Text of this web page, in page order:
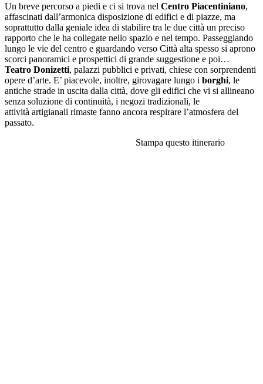
Un breve percorso a piedi e ci si trova nel Centro Piacentiniano,
affascinati dall’armonica disposizione di edifici e di piazze, ma
soprattutto dalla geniale idea di stabilire tra le due città un preciso
rapporto che le ha collegate nello spazio e nel tempo. Passeggiando
lungo le vie del centro e guardando verso Città alta spesso si aprono
scorci panoramici e prospettici di grande suggestione e poi…
Teatro Donizetti, palazzi pubblici e privati, chiese con sorprendenti
opere d’arte. E’ piacevole, inoltre, girovagare lungo i borghi, le
antiche strade in uscita dalla città, dove gli edifici che vi si allineano
senza soluzione di continuità, i negozi tradizionali, le
attività artigianali rimaste fanno ancora respirare l’atmosfera del
passato.
Stampa questo itinerario